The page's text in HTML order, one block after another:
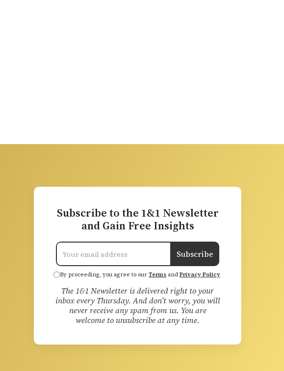
Subscribe to the 1&1 Newsletter
and Gain Free Insights
Subscribe
By proceeding, you agree to our Terms and Privacy Policy
The 1&1 Newsletter is delivered right to your
inbox every Thursday. And don’t worry, you will
never receive any spam from us. You are
welcome to unsubscribe at any time.